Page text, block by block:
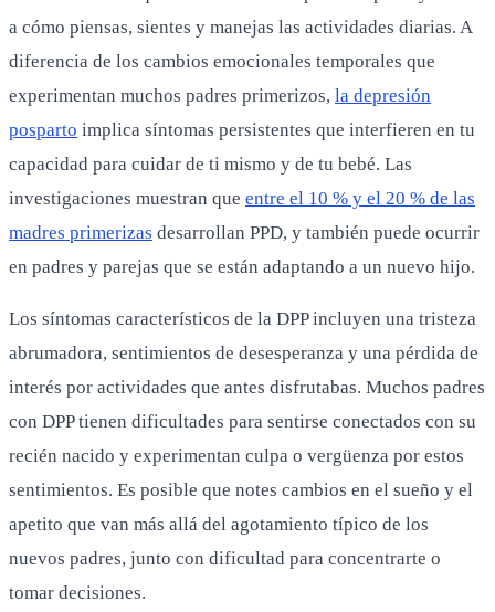
a cómo piensas, sientes y manejas las actividades diarias. A
diferencia de los cambios emocionales temporales que
experimentan muchos padres primerizos, la depresión
posparto implica síntomas persistentes que interfieren en tu
capacidad para cuidar de ti mismo y de tu bebé. Las
investigaciones muestran que entre el 10 % y el 20 % de las
madres primerizas desarrollan PPD, y también puede ocurrir
en padres y parejas que se están adaptando a un nuevo hijo.
Los síntomas característicos de la DPP incluyen una tristeza
abrumadora, sentimientos de desesperanza y una pérdida de
interés por actividades que antes disfrutabas. Muchos padres
con DPP tienen dificultades para sentirse conectados con su
recién nacido y experimentan culpa o vergüenza por estos
sentimientos. Es posible que notes cambios en el sueño y el
apetito que van más allá del agotamiento típico de los
nuevos padres, junto con dificultad para concentrarte o
tomar decisiones.